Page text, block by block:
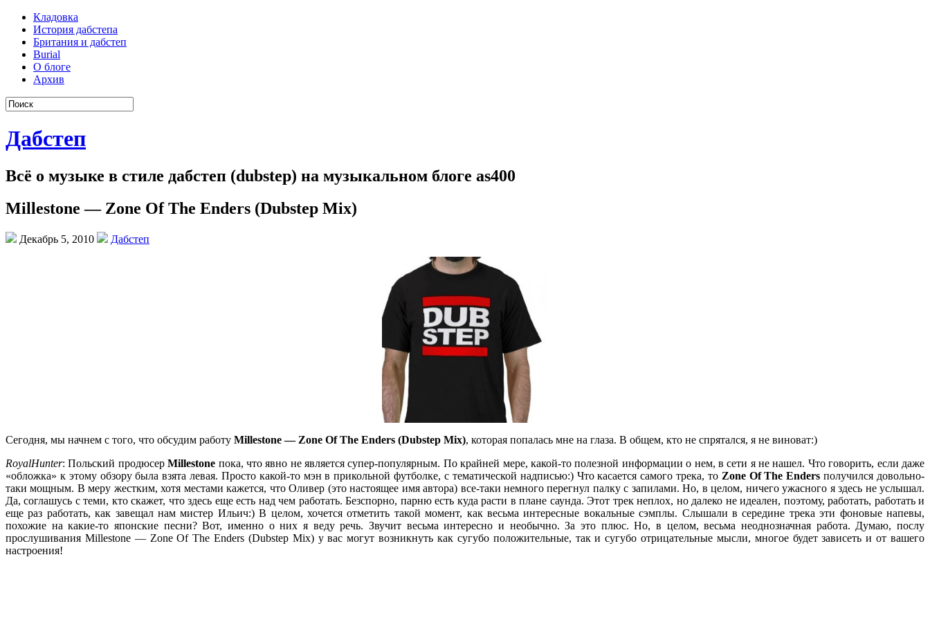
Кладовка
История дабстепа
Британия и дабстеп
Burial
О блоге
Архив
Дабстеп
Всё о музыке в стиле дабстеп (dubstep) на музыкальном блоге as400
Millestone — Zone Of The Enders (Dubstep Mix)
Декабрь 5, 2010 Дабстеп
Сегодня, мы начнем с того, что обсудим работу Millestone — Zone Of The Enders (Dubstep Mix), которая попалась мне на глаза. В общем, кто не спрятался, я не виноват:)
RoyalHunter: Польский продюсерMillestone пока, что явно не является супер-популярным. По крайней мере, какой-то полезной информации о нем, в сети я не нашел. Что говорить, если даже
«обложка» к этому обзору была взята левая. Просто какой-то мэн в прикольной футболке, с тематической надписью:) Что касается самого трека, то Zone Of The Enders получился довольно-
таки мощным. В меру жестким, хотя местами кажется, что Оливер (это настоящее имя автора) все-таки немного перегнул палку с запилами. Но, в целом, ничего ужасного я здесь не услышал.
Да, соглашусь с теми, кто скажет, что здесь еще есть над чем работать. Безспорно, парню есть куда расти в плане саунда. Этот трек неплох, но далеко не идеален, поэтому, работать, работать и
еще раз работать, как завещал нам мистер Ильич:) В целом, хочется отметить такой момент, как весьма интересные вокальные сэмплы. Слышали в середине трека эти фоновые напевы,
похожие на какие-то японские песни? Вот, именно о них я веду речь. Звучит весьма интересно и необычно. За это плюс. Но, в целом, весьма неоднозначная работа. Думаю, послу
прослушивания Millestone — Zone Of The Enders (Dubstep Mix) у вас могут возникнуть как сугубо положительные, так и сугубо отрицательные мысли, многое будет зависеть и от вашего
настроения!